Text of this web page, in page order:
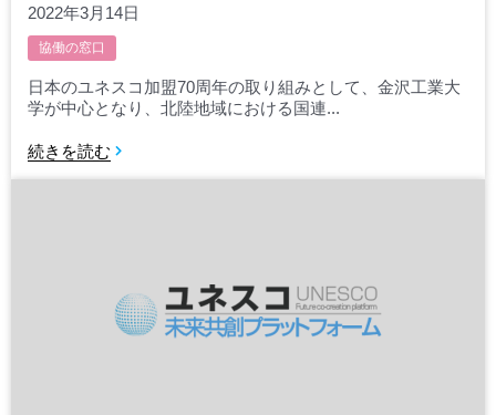
2022年3月14日
協働の窓口
日本のユネスコ加盟70周年の取り組みとして、金沢工業大
学が中心となり、北陸地域における国連...
続きを読む